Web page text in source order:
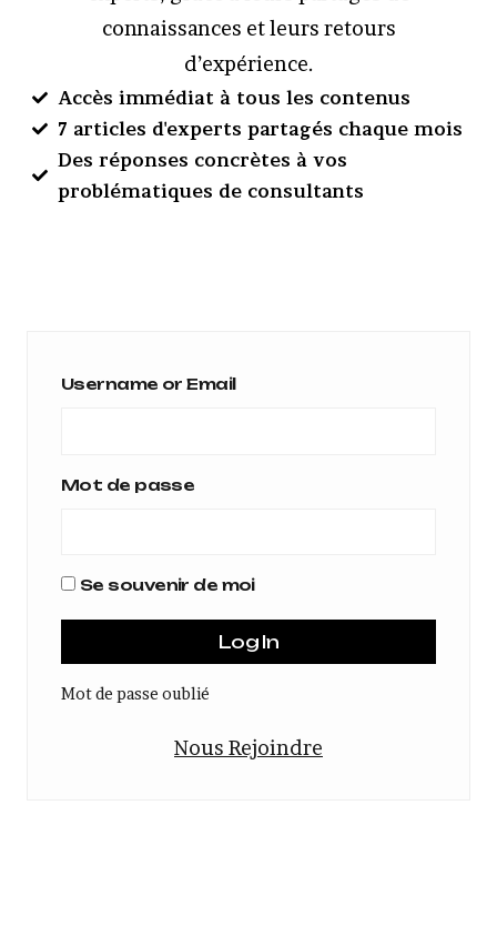
connaissances et leurs retours
d’expérience.
Accès immédiat à tous les contenus
7 articles d'experts partagés chaque mois
Des réponses concrètes à vos
problématiques de consultants
Username or Email
Mot de passe
Se souvenir de moi
Mot de passe oublié
Nous Rejoindre